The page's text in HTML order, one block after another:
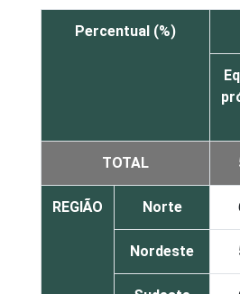
Percentual (%)
TOTAL
REGIÃO Norte
Nordeste